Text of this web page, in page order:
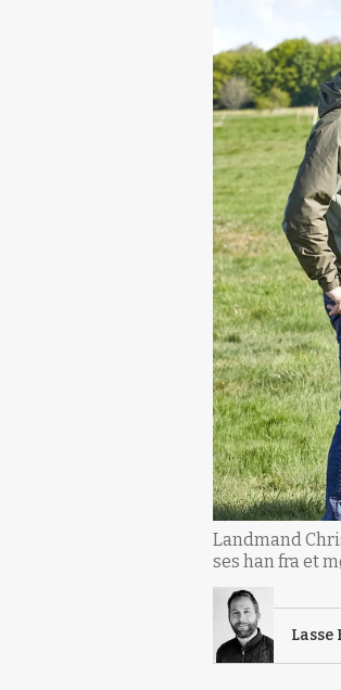
Landmand
ses han fra et
Lasse